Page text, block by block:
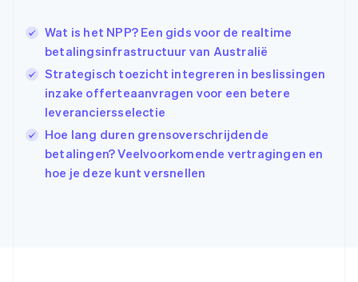
Wat is het NPP? Een gids voor de realtime
betalingsinfrastructuur van Australië
Strategisch toezicht integreren in beslissingen
inzake offerteaanvragen voor een betere
leveranciersselectie
Hoe lang duren grensoverschrijdende
betalingen? Veelvoorkomende vertragingen en
hoe je deze kunt versnellen
English 简体中文
Ierland
India
English
Italië
Italiano English
日本語English
Kroatië